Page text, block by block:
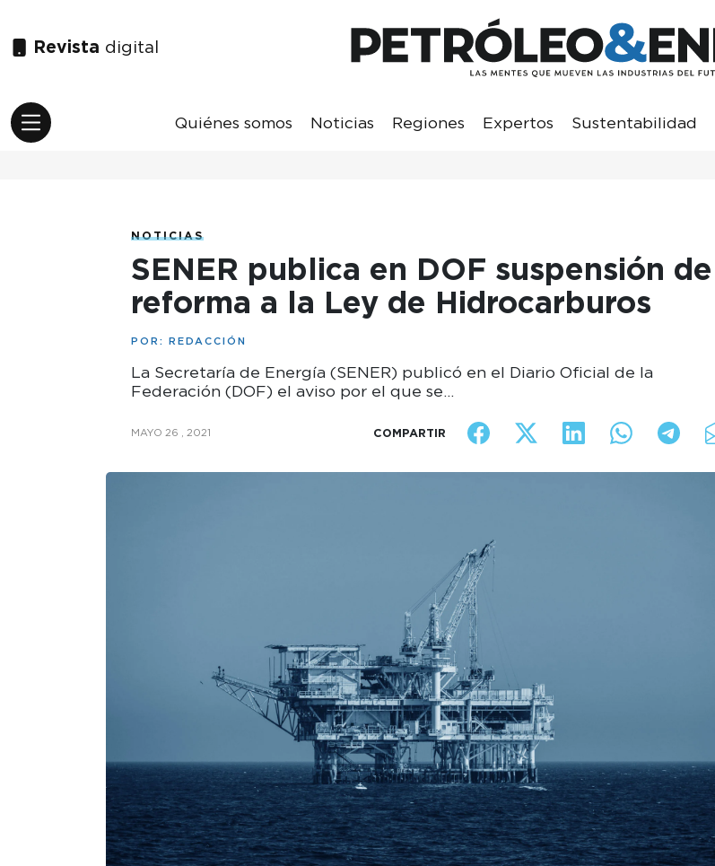
Revista digital
Quiénes somos Noticias Regiones Expertos Sustentabilidad
NOTICIAS
SENER publica en DOF suspensión de
reforma a la Ley de Hidrocarburos
POR: REDACCIÓN
La Secretaría de Energía (SENER) publicó en el Diario Oficial de la
Federación (DOF) el aviso por el que se…
MAYO 26 , 2021 COMPARTIR